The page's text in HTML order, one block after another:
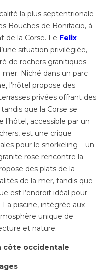
la plus septentrionale
Bouches de Bonifacio, à
de la Corse. Le Felix
situation privilégiée,
de rochers granitiques
Niché dans un parc
l’hôtel propose des
privées offrant des
que la Corse se
l’hôtel, accessible par un
est une crique
pour le snorkeling – un
rose rencontre la
des plats de la
de la mer, tandis que
est l’endroit idéal pour
piscine, intégrée aux
unique de
et nature.
côte occidentale